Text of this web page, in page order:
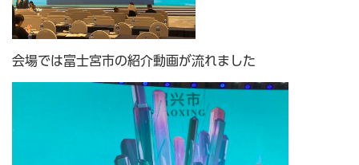
会場では富士宮市の紹介動画が流れました